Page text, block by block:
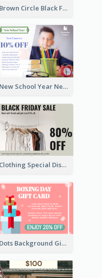
Brown Circle Black Friday Sneakers Sale Gift Card
New School Year New Courses Gift Card
Clothing Special Discount Gift Card
Dots Background Gift Card